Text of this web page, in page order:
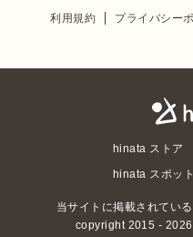
利用規約 プライバシー
hinata ストア
hinata スポット
当サイトに掲載されてい
copyright 2015 - 2026